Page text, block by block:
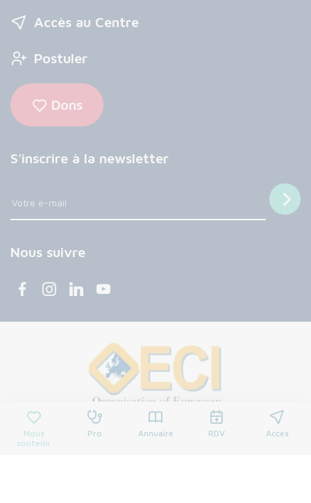
Nous
soutenir
Pro Annuaire RDV Accès
Accès au Centre
Postuler
Dons
S'inscrire à la newsletter
Nous suivre